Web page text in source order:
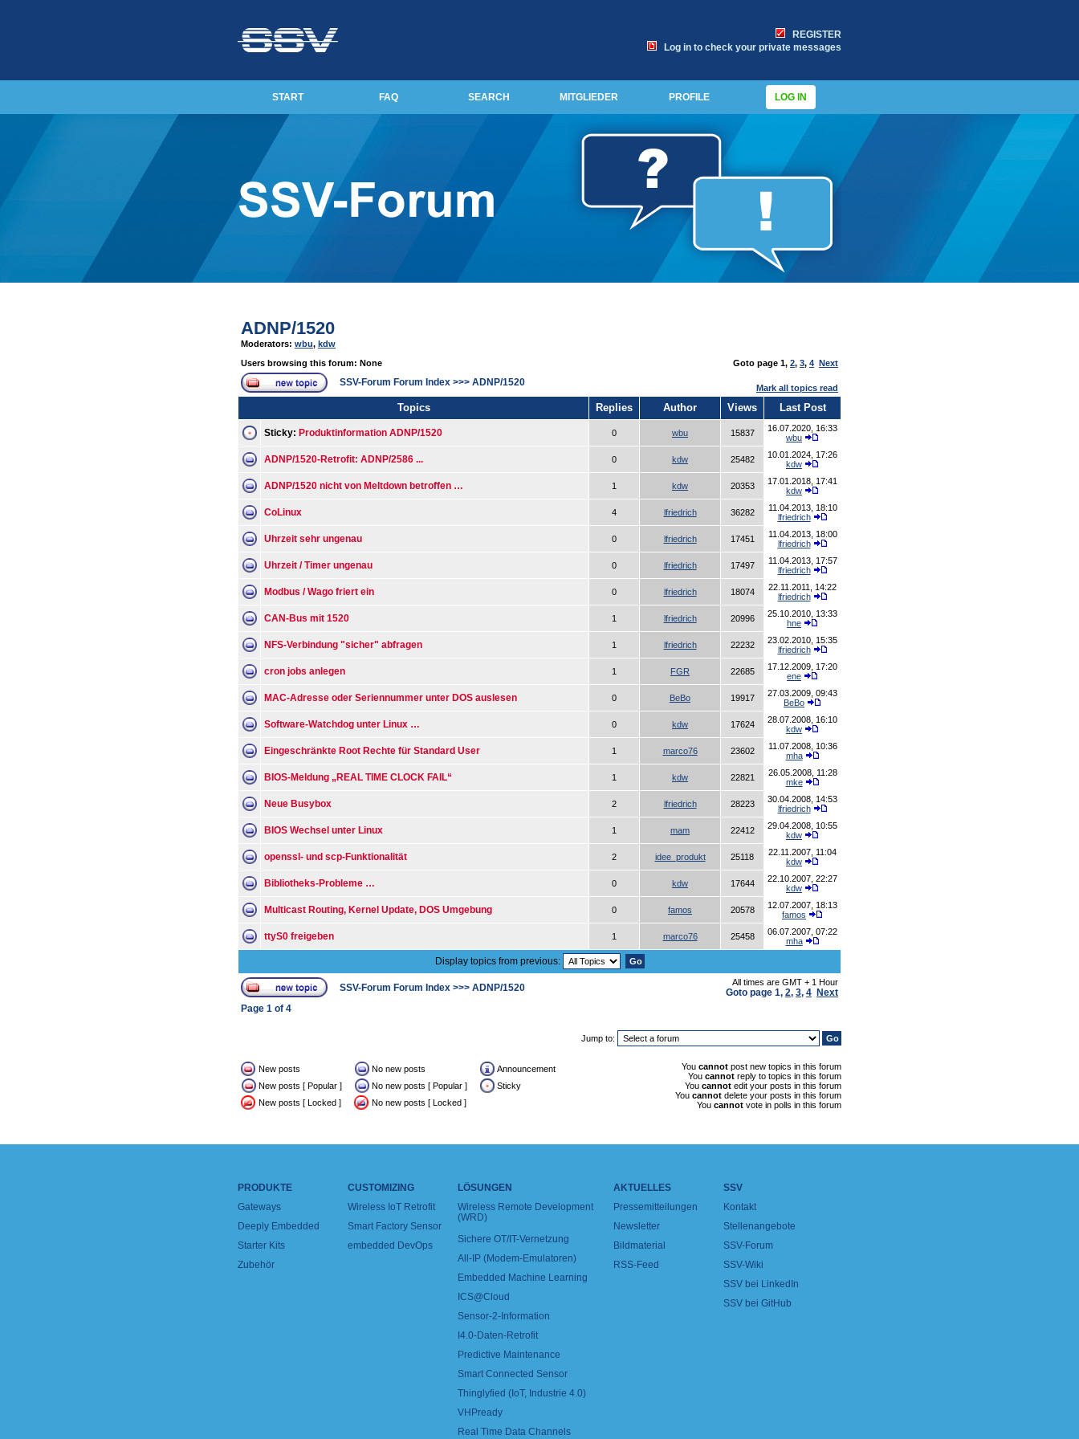
REGISTER
Log in to check your private messages
START FAQ SEARCH MITGLIEDER PROFILE LOG IN
ADNP/1520
Moderators: wbu, kdw
Users browsing this forum: None
Goto page 1, 2, 3, 4 Next
SSV-Forum Forum Index >>> ADNP/1520 Mark all topics read
Topics Replies Author Views Last Post
Sticky: Produktinformation ADNP/1520 0 wbu 15837
16.07.2020, 16:33
wbu
ADNP/1520-Retrofit: ADNP/2586 ... 0 kdw 25482
10.01.2024, 17:26
kdw
ADNP/1520 nicht von Meltdown betroffen … 1 kdw 20353
17.01.2018, 17:41
kdw
CoLinux 4 lfriedrich 36282
11.04.2013, 18:10
lfriedrich
Uhrzeit sehr ungenau 0 lfriedrich 17451
11.04.2013, 18:00
lfriedrich
Uhrzeit / Timer ungenau 0 lfriedrich 17497
11.04.2013, 17:57
lfriedrich
Modbus / Wago friert ein 0 lfriedrich 18074
22.11.2011, 14:22
lfriedrich
CAN-Bus mit 1520 1 lfriedrich 20996
25.10.2010, 13:33
hne
NFS-Verbindung "sicher" abfragen 1 lfriedrich 22232
23.02.2010, 15:35
lfriedrich
cron jobs anlegen 1 FGR 22685
17.12.2009, 17:20
ene
MAC-Adresse oder Seriennummer unter DOS auslesen 0 BeBo 19917
27.03.2009, 09:43
BeBo
Software-Watchdog unter Linux … 0 kdw 17624
28.07.2008, 16:10
kdw
Eingeschränkte Root Rechte für Standard User 1 marco76 23602
11.07.2008, 10:36
mha
BIOS-Meldung „REAL TIME CLOCK FAIL“ 1 kdw 22821
26.05.2008, 11:28
mke
Neue Busybox 2 lfriedrich 28223
30.04.2008, 14:53
lfriedrich
BIOS Wechsel unter Linux 1 mam 22412
29.04.2008, 10:55
kdw
openssl- und scp-Funktionalität 2 idee_produkt 25118
22.11.2007, 11:04
kdw
Bibliotheks-Probleme … 0 kdw 17644
22.10.2007, 22:27
kdw
Multicast Routing, Kernel Update, DOS Umgebung 0 famos 20578
12.07.2007, 18:13
famos
ttyS0 freigeben 1 marco76 25458
06.07.2007, 07:22
mha
Display topics from previous:
SSV-Forum Forum Index >>> ADNP/1520 All times are GMT + 1 Hour
Goto page 1, 2, 3, 4 Next
Page 1 of 4
Jump to:
New posts No new posts
Announcement
New posts [ Popular ]
No new posts [ Popular ]
Sticky
New posts [ Locked ]
No new posts [ Locked ]
You cannot post new topics in this forum
You cannot reply to topics in this forum
You cannot edit your posts in this forum
You cannot delete your posts in this forum
You cannot vote in polls in this forum
PRODUKTE
Gateways
Deeply Embedded
Starter Kits
Zubehör
CUSTOMIZING
Wireless IoT Retrofit
Smart Factory Sensor
embedded DevOps
LÖSUNGEN
Wireless Remote Development
(WRD)
Sichere OT/IT-Vernetzung
All-IP (Modem-Emulatoren)
Embedded Machine Learning
ICS@Cloud
Sensor-2-Information
I4.0-Daten-Retrofit
Predictive Maintenance
Smart Connected Sensor
Thinglyfied (IoT, Industrie 4.0)
VHPready
Real Time Data Channels
AKTUELLES
Pressemitteilungen
Newsletter
Bildmaterial
RSS-Feed
SSV
Kontakt
Stellenangebote
SSV-Forum
SSV-Wiki
SSV bei LinkedIn
SSV bei GitHub